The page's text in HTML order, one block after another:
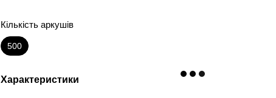
Кількість аркушів
500
Характеристики